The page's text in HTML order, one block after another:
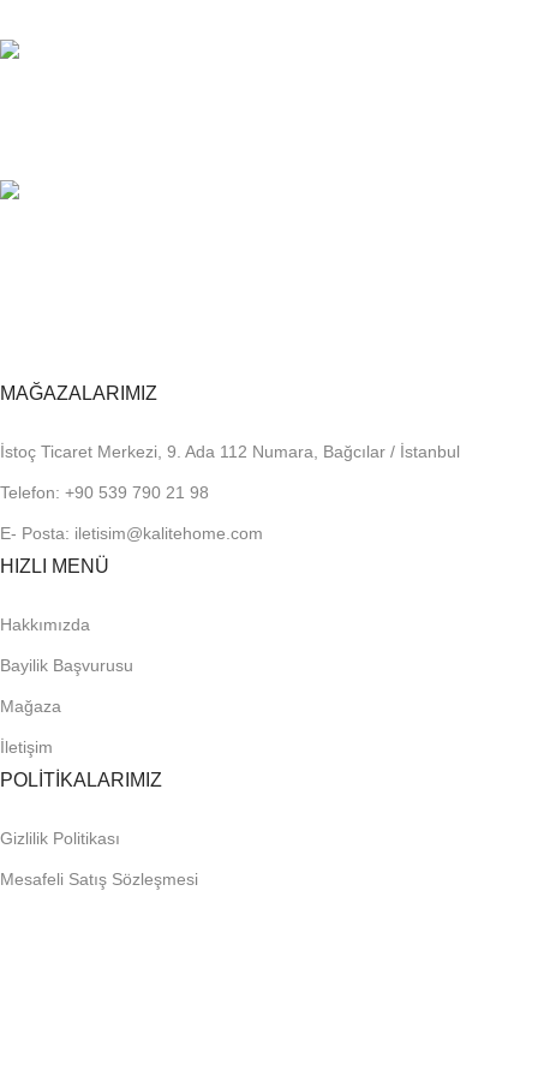
MAĞAZALARIMIZ
İstoç Ticaret Merkezi, 9. Ada 112 Numara, Bağcılar / İstanbul
Telefon: +90 539 790 21 98
E- Posta: iletisim@kalitehome.com
HIZLI MENÜ
Hakkımızda
Bayilik Başvurusu
Mağaza
İletişim
POLİTİKALARIMIZ
Gizlilik Politikası
Mesafeli Satış Sözleşmesi